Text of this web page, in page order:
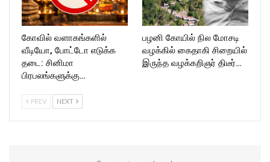
கோவில் வளாகங்களில்
வீடியோ, போட்டோ எடுக்க
தடை: சினிமா
பிரபலங்களுக்கு…
பழனி கோயில் நில மோசடி
வழக்கில் கைதாகி சிறையில்
இருந்த வழக்கறிஞர் திடீர்…
PREV NEXT